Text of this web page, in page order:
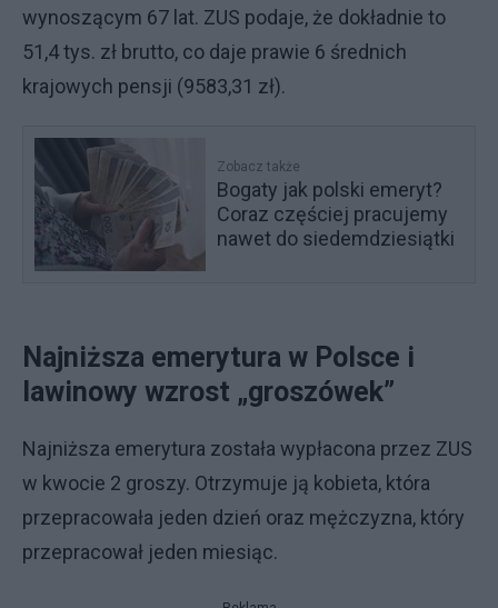
wynoszącym 67 lat. ZUS podaje, że dokładnie to
51,4 tys. zł brutto, co daje prawie 6 średnich
krajowych pensji (9583,31 zł).
Zobacz także
Bogaty jak polski emeryt?
Coraz częściej pracujemy
nawet do siedemdziesiątki
Najniższa emerytura w Polsce i
lawinowy wzrost „groszówek”
Najniższa emerytura została wypłacona przez ZUS
w kwocie 2 groszy. Otrzymuje ją kobieta, która
przepracowała jeden dzień oraz mężczyzna, który
przepracował jeden miesiąc.